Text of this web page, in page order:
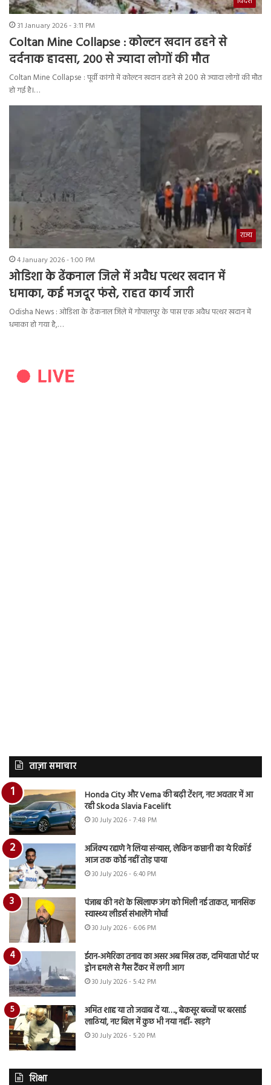
31 January 2026 - 3:11 PM
Coltan Mine Collapse : कोल्टन खदान ढहने से
दर्दनाक हादसा, 200 से ज्यादा लोगों की मौत
Coltan Mine Collapse : पूर्वी कांगो में कोल्टन खदान ढहने से 200 से ज्यादा लोगों की मौत
हो गई है।…
राज्य
4 January 2026 - 1:00 PM
ओडिशा के ढेंकनाल जिले में अवैध पत्थर खदान में
धमाका, कई मजदूर फंसे, राहत कार्य जारी
Odisha News : ओडिशा के ढेंकनाल जिले में गोपालपुर के पास एक अवैध पत्थर खदान में
धमाका हो गया है,…
ताज़ा समाचार
Honda City और Verna की बढ़ी टेंशन, नए अवतार में आ
रही Skoda Slavia Facelift
30 July 2026 - 7:48 PM
अजिंक्य रहाणे ने लिया संन्यास, लेकिन कप्तानी का ये रिकॉर्ड
आज तक कोई नहीं तोड़ पाया
30 July 2026 - 6:40 PM
पंजाब की नशे के खिलाफ जंग को मिली नई ताकत, मानसिक
स्वास्थ्य लीडर्स संभालेंगे मोर्चा
30 July 2026 - 6:06 PM
ईरान-अमेरिका तनाव का असर अब मिस्र तक, दमियाता पोर्ट पर
ड्रोन हमले से गैस टैंकर में लगी आग
30 July 2026 - 5:42 PM
अमित शाह या तो जवाब दें या…., बेकसूर बच्चों पर बरसाई
लाठियां, नए बिल में कुछ भी नया नहीं- खड़गे
30 July 2026 - 5:20 PM
शिक्षा